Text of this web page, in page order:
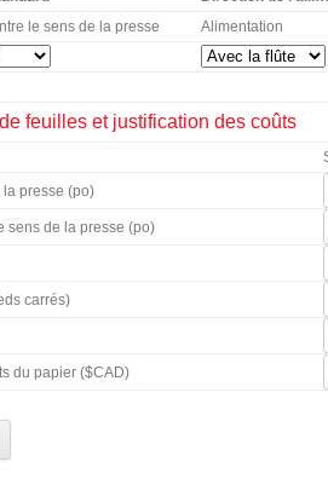
le sens de la presse Alimentation
feuilles et justification des coûts
la presse (po)
sens de la presse (po)
carrés)
du papier ($CAD)